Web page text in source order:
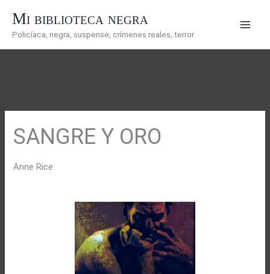
contenido
Mi biblioteca negra
Policíaca, negra, suspense, crímenes reales, terror
SANGRE Y ORO
Anne Rice